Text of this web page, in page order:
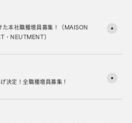
た本社職種増員募集！（MAISON
・NEUTMENT）
決定！全職種増員募集！